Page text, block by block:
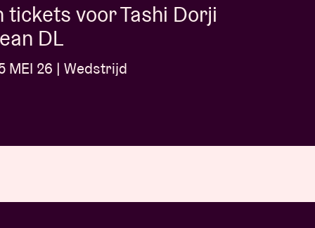
tickets voor Tashi Dorji
DL
MEI 26 | Wedstrijd